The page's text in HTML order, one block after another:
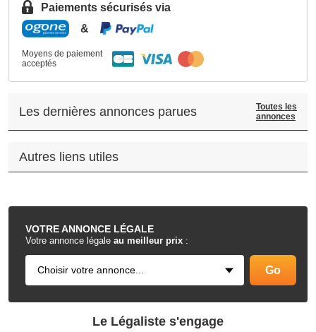
VOTREANNONCE LÉGALE
Votre annonce légale au meilleur prix :
Paiements sécurisés via
&
Moyens de paiement
acceptés
Les dernières annonces parues
Toutes les
annonces
Autres liens utiles
.
Le Légaliste s'engage